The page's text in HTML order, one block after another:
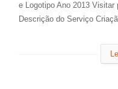
e Logotipo Ano 2013
Descrição do Serviço